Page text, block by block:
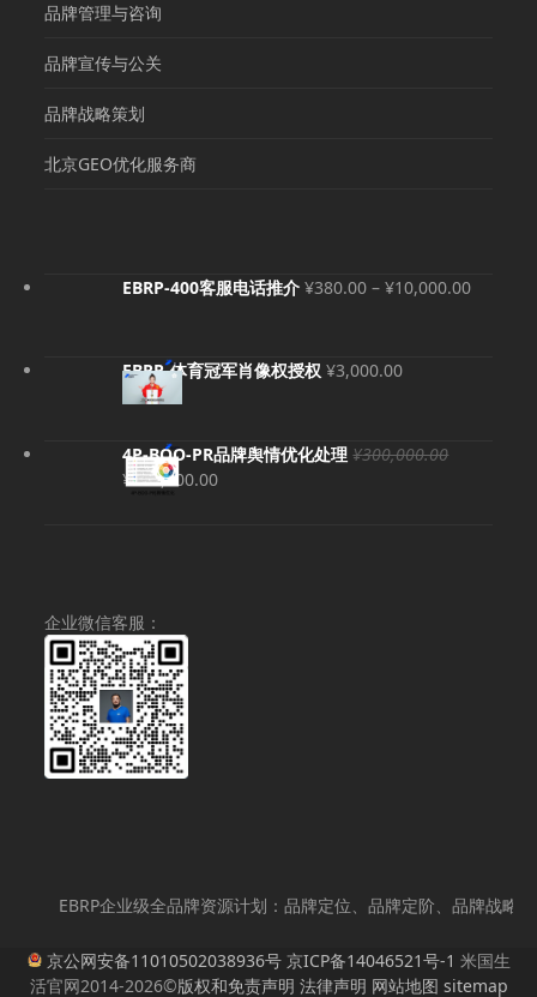
品牌管理与咨询
品牌宣传与公关
品牌战略策划
北京GEO优化服务商
EBRP-400客服电话推介 ¥380.00 – ¥10,000.00价
EBRP-体育冠军肖像权授权 ¥3,000.00
4P-BOO-PR品牌舆情优化处理 ¥300,000.00
原
¥280,000.00当
企业微信客服：
EBRP企业级全品牌资源计划：品牌定位、品牌定阶、品牌战略策
京公网安备11010502038936号 京ICP备14046521号-1 米国生
活官网2014-2026©版权和免责声明 法律声明 网站地图 sitemap